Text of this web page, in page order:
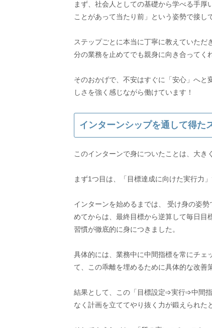
まず、社会人としての基礎から学べる手
ことがあって当たり前」という姿勢で接し
ステップごとに本当に丁寧に教えていた
分の業務を止めてでも親身に向き合ってく
そのおかげで、不安はすぐに「安心」へ
しさを強く感じながら働けています！
インターンシップを通して得た
このインターンで身についたことは、大き
まず1つ目は、「目標達成に向けた実行力」
インターンを始めるまでは、 受け身の姿
めてからは、最終目標から逆算して毎日目
習慣が徹底的に身につきました。
具体的には、業務中に中間指標を常にチェ
て、この乖離を埋めるために具体的な改善
結果として、この「目標設定➩実行➩中間
なく計画を立ててやり抜く力が鍛えられた